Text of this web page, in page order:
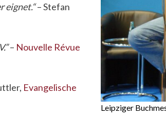
Leipziger
eignet.“– Stefan
– Nouvelle Révue
Evangelische